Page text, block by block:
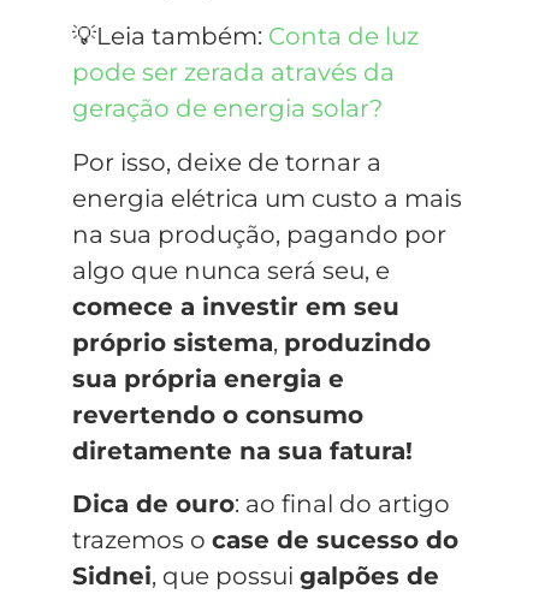
💡Leia também: Conta de luz
pode ser zerada através da
geração de energia solar?
Por isso, deixe de tornar a
energia elétrica um custo a mais
na sua produção, pagando por
algo que nunca será seu, e
comece a investir em seu
próprio sistema, produzindo
sua própria energia e
revertendo o consumo
diretamente na sua fatura!
Dica de ouro: ao final do artigo
trazemos o case de sucesso do
Sidnei, que possui galpões de